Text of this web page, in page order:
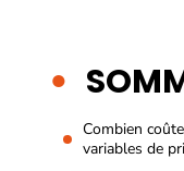
Combien coûte
variables de